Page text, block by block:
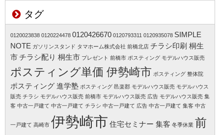
タグ
0120023838 0120224478 0120426670 0120793311 0120935078 SIMPLE
NOTE ガソリンスタンド タマホーム株式会社 前橋北店 チラシ印刷 桐生
市チラシ配り 桐生市 プレゼント 前橋市 ポスティング モデルハウス販売
ポスティング単価 伊勢崎市 ポスティング 整体院
ポスティング 進学塾 ポスティング 邑楽郡 モデルハウス販売 モデルハウス
販売 チラシ モデルハウス販売 前橋市 モデルハウス販売 広告 モデルハウス販売 集
客 中古一戸建て 中古一戸建て チラシ 中古一戸建て 広告 中古一戸建て 集客 中古
一戸建て 高崎市 伊勢崎市 住宅セミナー 集客 冬季休業 前